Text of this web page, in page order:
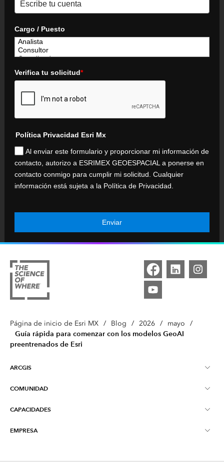
Cargo / Puesto
Verifica tu solicitud*
Política Privacidad Esri Mx
Al enviar este formulario y proporcionar mi información de
contacto, autorizo a ESRIMEX GEOESPACIAL a ponerse en
contacto conmigo para cumplir mi solicitud. Cualquier
información está sujeta a la Política de Privacidad.
Enviar
Página de inicio de Esri MX / Blog / 2026 / mayo /
Guía rápida para comenzar con los modelos GeoAI
preentrenados de Esri
ARCGIS
Descripción general de ArcGIS
ArcGIS Enterprise
COMUNIDAD
Blog
CAPACIDADES
¿Qué son los SIG?
EMPRESA